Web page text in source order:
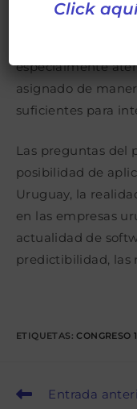
identificación de
especialmente
asignado de
suficientes para
Las preguntas del
posibilidad de
Uruguay, la
en las empresas
actualidad de
predictibilidad, las
ETIQUETAS:CONGRESO
Leer
Entrada
Click